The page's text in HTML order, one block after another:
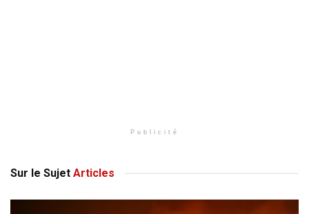
Publicité
Sur le Sujet Articles